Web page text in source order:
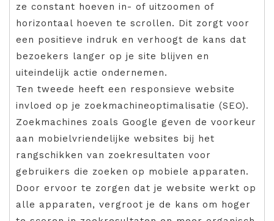
ze constant hoeven in- of uitzoomen of
horizontaal hoeven te scrollen. Dit zorgt voor
een positieve indruk en verhoogt de kans dat
bezoekers langer op je site blijven en
uiteindelijk actie ondernemen.
Ten tweede heeft een responsieve website
invloed op je zoekmachineoptimalisatie (SEO).
Zoekmachines zoals Google geven de voorkeur
aan mobielvriendelijke websites bij het
rangschikken van zoekresultaten voor
gebruikers die zoeken op mobiele apparaten.
Door ervoor te zorgen dat je website werkt op
alle apparaten, vergroot je de kans om hoger